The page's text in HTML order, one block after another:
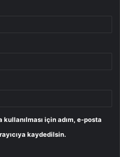
için adım, e-posta
kaydedilsin.